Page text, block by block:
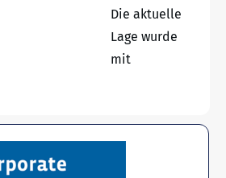
Die aktuelle
Lage wurde
mit